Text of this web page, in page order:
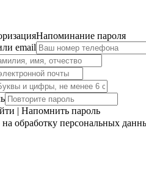
Напоминание пароля
email
| Напомнить пароль
на обработку персональных